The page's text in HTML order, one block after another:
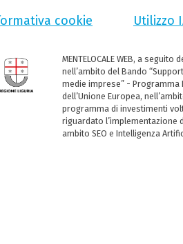
cookie Utilizzo
MENTELOCALE WEB, a
nell’ambito del Bando
medie imprese” - Programma
dell’Unione Europea,
programma di investimenti
riguardato
ambito SEO e Intelligenza